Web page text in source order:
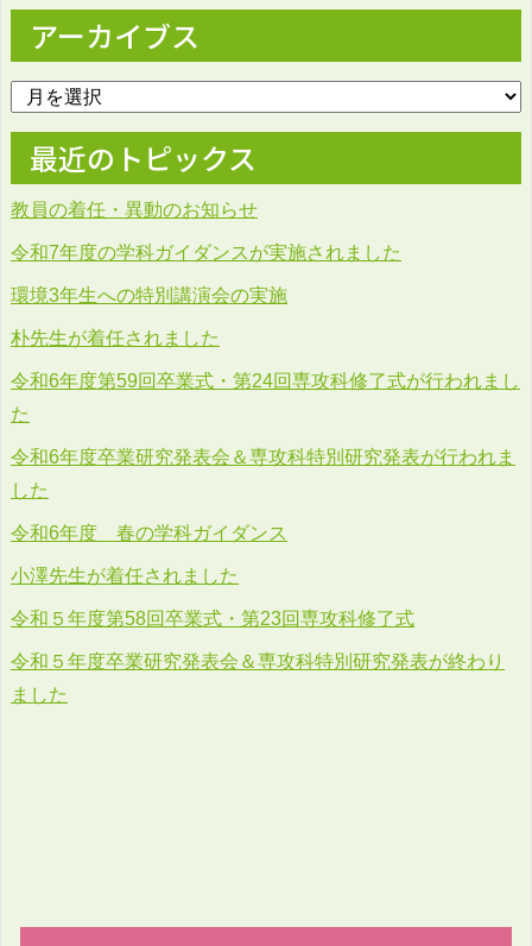
アーカイブス
最近のトピックス
教員の着任・異動のお知らせ
令和7年度の学科ガイダンスが実施されました
環境3年生への特別講演会の実施
朴先生が着任されました
令和6年度第59回卒業式・第24回専攻科修了式が行われまし
た
令和6年度卒業研究発表会＆専攻科特別研究発表が行われま
した
令和6年度 春の学科ガイダンス
小澤先生が着任されました
令和５年度第58回卒業式・第23回専攻科修了式
令和５年度卒業研究発表会＆専攻科特別研究発表が終わり
ました